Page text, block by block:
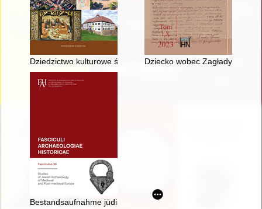
Dziedzictwo kulturowe średniowiecza w powiecie nowosolskim
Dziecko wobec Zagłady :
Bestandsaufnahme jüdischer Friedhöfe und ihrer Relikte